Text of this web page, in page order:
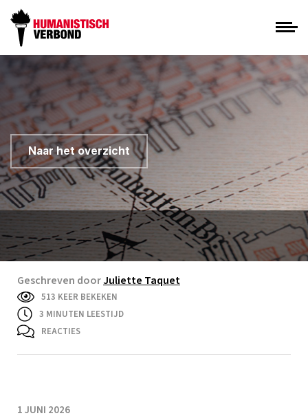
Naar het overzicht
Geschreven doorJuliette Taquet
513 KEER BEKEKEN
3 MINUTEN LEESTIJD
REACTIES
1 JUNI 2026